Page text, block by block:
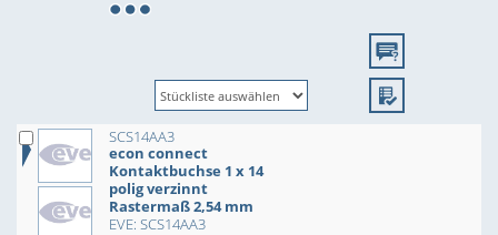
SCS14AA3
econ connect
Kontaktbuchse 1 x 14
polig verzinnt
Rastermaß 2,54 mm
EVE: SCS14AA3